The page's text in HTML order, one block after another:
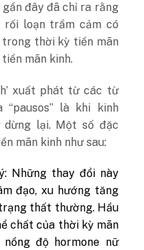
đây đã chỉ ra rằng
loạn trầm cảm có
thời kỳ tiền mãn
mãn kinh.
xuất phát từ các từ
“pausos” là khi kinh
dừng lại. Một số đặc
mãn kinh như sau:
Những thay đổi này
đạo, xu hướng tăng
thất thường. Hầu
chất của thời kỳ mãn
độ hormone nữ